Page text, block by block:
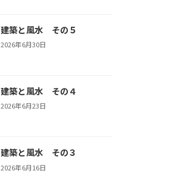
建築と風水 その５
2026年6月30日
建築と風水 その４
2026年6月23日
建築と風水 その３
2026年6月16日